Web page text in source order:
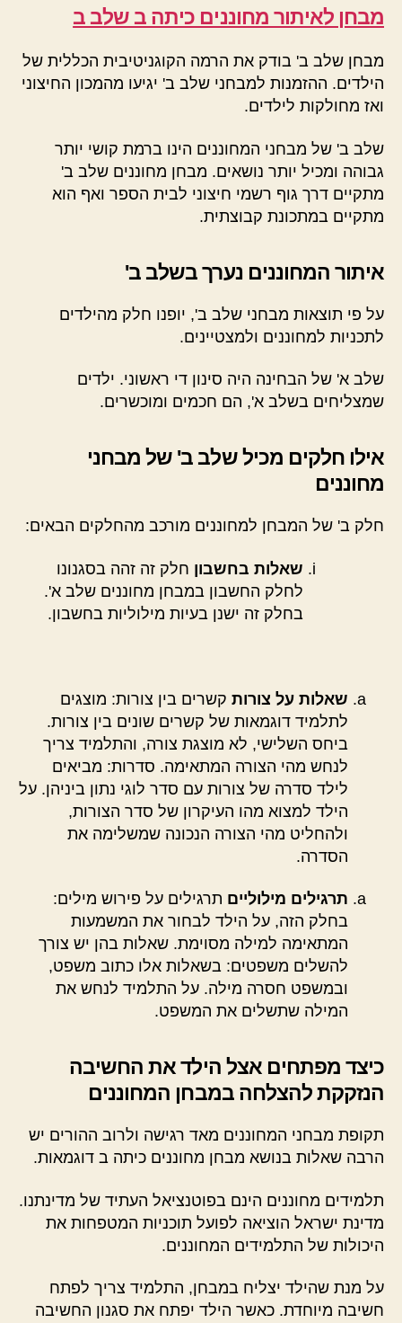
מבחן לאיתור מחוננים כיתה ב שלב ב
מבחן שלב ב' בודק את הרמה הקוגניטיבית הכללית של
הילדים. ההזמנות למבחני שלב ב' יגיעו מהמכון החיצוני
ואז מחולקות לילדים.
שלב ב' של מבחני המחוננים הינו ברמת קושי יותר
גבוהה ומכיל יותר נושאים. מבחן מחוננים שלב ב'
מתקיים דרך גוף רשמי חיצוני לבית הספר ואף הוא
מתקיים במתכונת קבוצתית.
איתור המחוננים נערך בשלב ב'
על פי תוצאות מבחני שלב ב', יופנו חלק מהילדים
לתכניות למחוננים ולמצטיינים.
שלב א' של הבחינה היה סינון די ראשוני. ילדים
שמצליחים בשלב א', הם חכמים ומוכשרים.
אילו חלקים מכיל שלב ב' של מבחני
מחוננים
חלק ב' של המבחן למחוננים מורכב מהחלקים הבאים:
שאלות בחשבון חלק זה זהה בסגנונו
לחלק החשבון במבחן מחוננים שלב א'.
בחלק זה ישנן בעיות מילוליות בחשבון.
שאלות על צורות קשרים בין צורות: מוצגים
לתלמיד דוגמאות של קשרים שונים בין צורות.
ביחס השלישי, לא מוצגת צורה, והתלמיד צריך
לנחש מהי הצורה המתאימה. סדרות: מביאים
לילד סדרה של צורות עם סדר לוגי נתון ביניהן. על
הילד למצוא מהו העיקרון של סדר הצורות,
ולהחליט מהי הצורה הנכונה שמשלימה את
הסדרה.
תרגילים מילוליים תרגילים על פירוש מילים:
בחלק הזה, על הילד לבחור את המשמעות
המתאימה למילה מסוימת. שאלות בהן יש צורך
להשלים משפטים: בשאלות אלו כתוב משפט,
ובמשפט חסרה מילה. על התלמיד לנחש את
המילה שתשלים את המשפט.
כיצד מפתחים אצל הילד את החשיבה
הנזקקת להצלחה במבחן המחוננים
תקופת מבחני המחוננים מאד רגישה ולרוב ההורים יש
הרבה שאלות בנושא מבחן מחוננים כיתה ב דוגמאות.
תלמידים מחוננים הינם בפוטנציאל העתיד של מדינתנו.
מדינת ישראל הוציאה לפועל תוכניות המטפחות את
היכולות של התלמידים המחוננים.
על מנת שהילד יצליח במבחן, התלמיד צריך לפתח
חשיבה מיוחדת. כאשר הילד יפתח את סגנון החשיבה